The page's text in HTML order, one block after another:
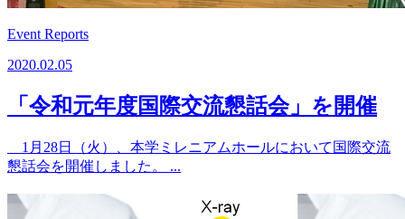
Event Reports
2020.02.05
「令和元年度国際交流懇話会」を開催
1月28日（火）、本学ミレニアムホールにおいて国際交流
懇話会を開催しました。 ...